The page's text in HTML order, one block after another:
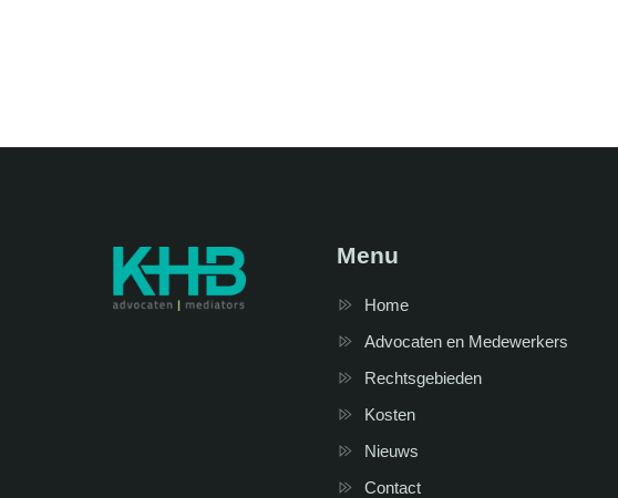
Menu
Home
Advocaten en Medewerkers
Rechtsgebieden
Kosten
Nieuws
Contact